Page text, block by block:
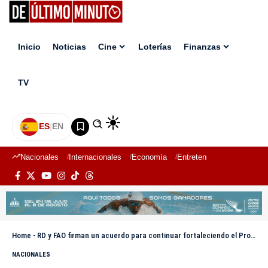
Inicio Noticias Cine Loterías Finanzas
TV
ES|EN
Nacionales Internacionales Economía Entretenimiento
Home - RD y FAO firman un acuerdo para continuar fortaleciendo el Programa de Alimentación Escolar del INABIE
NACIONALES